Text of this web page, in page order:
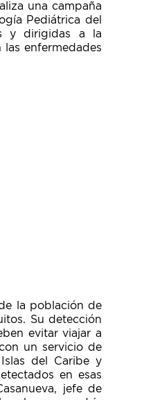
una campaña
Pediátrica del
y dirigidas a la
enfermedades
la población de
Su detección
evitar viajar a
un servicio de
del Caribe y
en esas
jefe de